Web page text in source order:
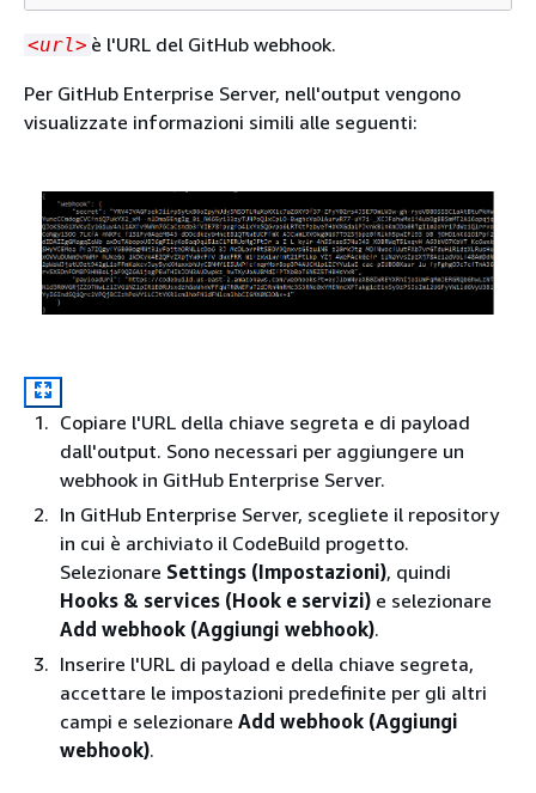
<url> è l'URL del GitHub webhook.
Per GitHub Enterprise Server, nell'output vengono
visualizzate informazioni simili alle seguenti:
Copiare l'URL della chiave segreta e di payload
dall'output. Sono necessari per aggiungere un
webhook in GitHub Enterprise Server.
In GitHub Enterprise Server, scegliete il repository
in cui è archiviato il CodeBuild progetto.
Selezionare Settings (Impostazioni), quindi
Hooks & services (Hook e servizi) e selezionare
Add webhook (Aggiungi webhook).
Inserire l'URL di payload e della chiave segreta,
accettare le impostazioni predefinite per gli altri
campi e selezionare Add webhook (Aggiungi
webhook).